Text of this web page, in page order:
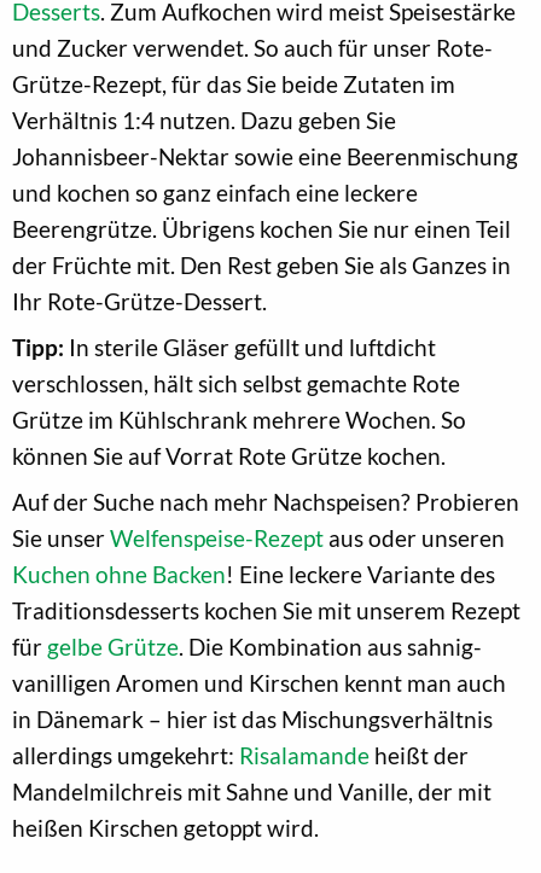
Desserts. Zum Aufkochen wird meist Speisestärke
und Zucker verwendet. So auch für unser Rote-
Grütze-Rezept, für das Sie beide Zutaten im
Verhältnis 1:4 nutzen. Dazu geben Sie
Johannisbeer-Nektar sowie eine Beerenmischung
und kochen so ganz einfach eine leckere
Beerengrütze. Übrigens kochen Sie nur einen Teil
der Früchte mit. Den Rest geben Sie als Ganzes in
Ihr Rote-Grütze-Dessert.
Tipp: In sterile Gläser gefüllt und luftdicht
verschlossen, hält sich selbst gemachte Rote
Grütze im Kühlschrank mehrere Wochen. So
können Sie auf Vorrat Rote Grütze kochen.
Auf der Suche nach mehr Nachspeisen? Probieren
Sie unserWelfenspeise-Rezept aus oder unseren
Kuchen ohne Backen! Eine leckere Variante des
Traditionsdesserts kochen Sie mit unserem Rezept
für gelbe Grütze. Die Kombination aus sahnig-
vanilligen Aromen und Kirschen kennt man auch
in Dänemark – hier ist das Mischungsverhältnis
allerdings umgekehrt: Risalamande heißt der
Mandelmilchreis mit Sahne und Vanille, der mit
heißen Kirschen getoppt wird.